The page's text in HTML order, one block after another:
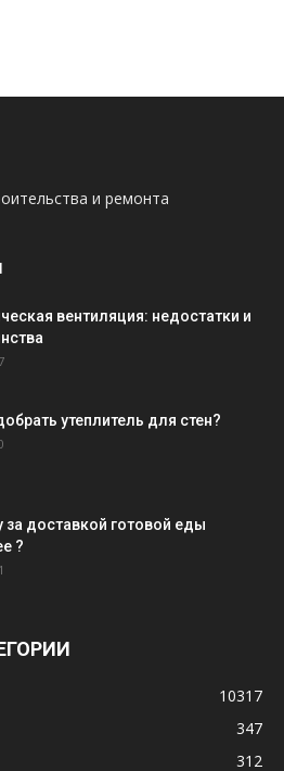
и ремонта
вентиляция: недостатки и
утеплитель для стен?
за доставкой готовой еды
?
10317
347
312